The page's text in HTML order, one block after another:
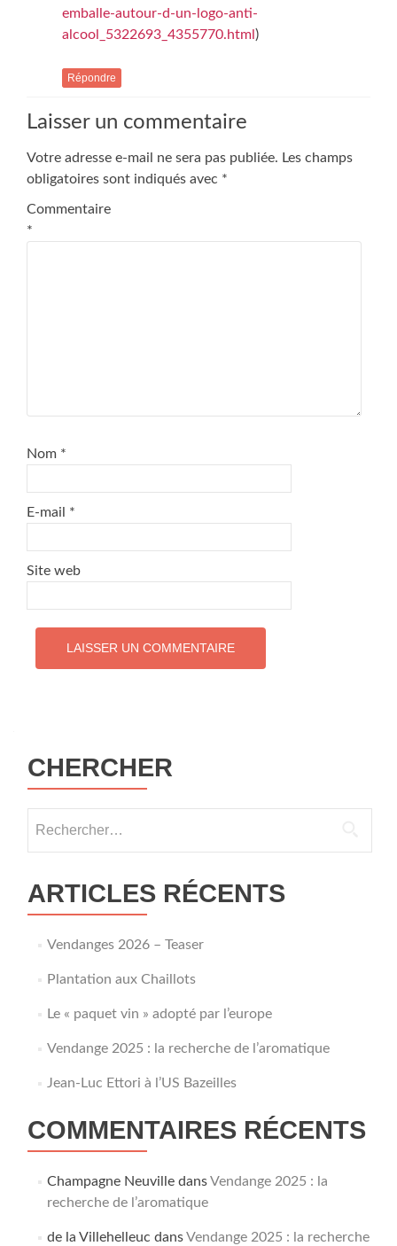
emballe-autour-d-un-logo-anti-
alcool_5322693_4355770.html )
Répondre
Laisser un commentaire
Votre adresse e-mail ne sera pas publiée. Les champs
obligatoires sont indiqués avec *
Commentaire
*
Nom *
E-mail *
Site web
CHERCHER
ARTICLES RÉCENTS
Vendanges 2026 – Teaser
Plantation aux Chaillots
Le « paquet vin » adopté par l’europe
Vendange 2025 : la recherche de l’aromatique
Jean-Luc Ettori à l’US Bazeilles
COMMENTAIRES RÉCENTS
Champagne NeuvilledansVendange 2025 : la
recherche de l’aromatique
de la Villehelleuc dansVendange 2025 : la recherche